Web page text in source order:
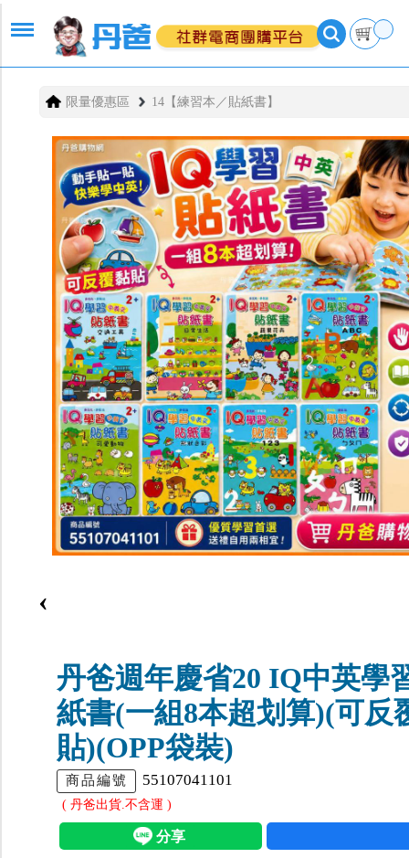
限量優惠區 14【練習本／貼紙書】
‹
丹爸週年慶省20 IQ中英學
紙書(一組8本超划算)(可反
貼)(OPP袋裝)
商品編號 55107041101
( 丹爸出貨.不含運 )